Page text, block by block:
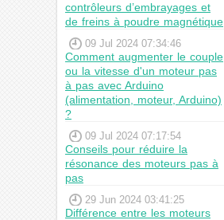
contrôleurs d’embrayages et
de freins à poudre magnétique
09 Jul 2024 07:34:46
Comment augmenter le couple
ou la vitesse d'un moteur pas
à pas avec Arduino
(alimentation, moteur, Arduino)
?
09 Jul 2024 07:17:54
Conseils pour réduire la
résonance des moteurs pas à
pas
29 Jun 2024 03:41:25
Différence entre les moteurs